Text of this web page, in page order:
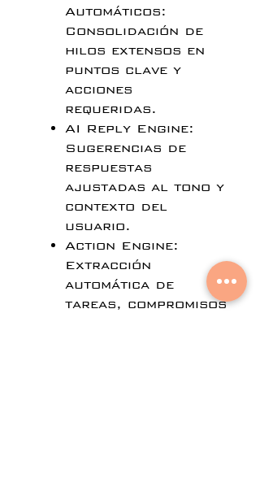
Automáticos:
Consolidación de
hilos extensos en
puntos clave y
acciones
requeridas.
AI Reply Engine:
Sugerencias de
respuestas
ajustadas al tono y
contexto del
usuario.
Action Engine:
Extracción
automática de
tareas, compromisos